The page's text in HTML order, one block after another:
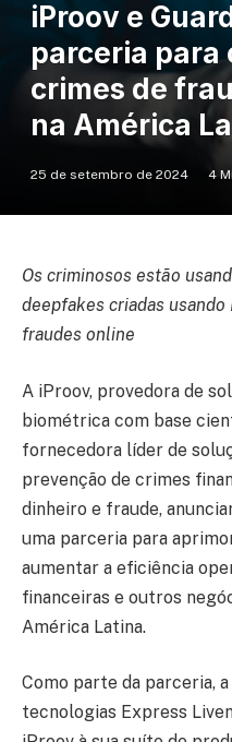
iProov e
parceria para
crimes de
na América
25 de setembro de 2024 4
Os criminosos estão
deepfakes criadas
fraudes online
A iProov, provedora de
biométrica com base
fornecedora líder de
prevenção de crimes
dinheiro e fraude,
uma parceria para
aumentar a eficiência
financeiras e outros
América Latina.
Como parte da parceria,
tecnologias Express